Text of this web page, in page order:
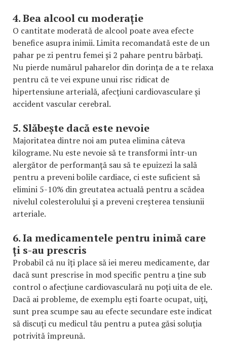
4. Bea alcool cu moderație
O cantitate moderată de alcool poate avea efecte
benefice asupra inimii. Limita recomandată este de un
pahar pe zi pentru femei și 2 pahare pentru bărbați.
Nu pierde numărul paharelor din dorința de a te relaxa
pentru că te vei expune unui risc ridicat de
hipertensiune arterială, afecțiuni cardiovasculare și
accident vascular cerebral.
5. Slăbește dacă este nevoie
Majoritatea dintre noi am putea elimina câteva
kilograme. Nu este nevoie să te transformi într-un
alergător de performanță sau să te epuizezi la sală
pentru a preveni bolile cardiace, ci este suficient să
elimini 5-10% din greutatea actuală pentru a scădea
nivelul colesterolului și a preveni creșterea tensiunii
arteriale.
6. Ia medicamentele pentru inimă care
ți s-au prescris
Probabil că nu îți place să iei mereu medicamente, dar
dacă sunt prescrise în mod specific pentru a ține sub
control o afecțiune cardiovasculară nu poți uita de ele.
Dacă ai probleme, de exemplu ești foarte ocupat, uiți,
sunt prea scumpe sau au efecte secundare este indicat
să discuți cu medicul tău pentru a putea găsi soluția
potrivită împreună.